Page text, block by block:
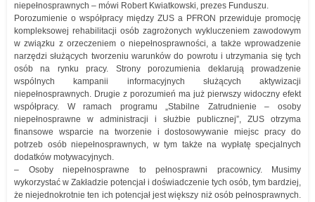
niepełnosprawnych – mówi Robert Kwiatkowski, prezes Funduszu.
Porozumienie o współpracy między ZUS a PFRON przewiduje promocję
kompleksowej rehabilitacji osób zagrożonych wykluczeniem zawodowym
w związku z orzeczeniem o niepełnosprawności, a także wprowadzenie
narzędzi służących tworzeniu warunków do powrotu i utrzymania się tych
osób na rynku pracy. Strony porozumienia deklarują prowadzenie
wspólnych kampanii informacyjnych służących aktywizacji
niepełnosprawnych. Drugie z porozumień ma już pierwszy widoczny efekt
współpracy. W ramach programu „Stabilne Zatrudnienie – osoby
niepełnosprawne w administracji i służbie publicznej”, ZUS otrzyma
finansowe wsparcie na tworzenie i dostosowywanie miejsc pracy do
potrzeb osób niepełnosprawnych, w tym także na wypłatę specjalnych
dodatków motywacyjnych.
– Osoby niepełnosprawne to pełnosprawni pracownicy. Musimy
wykorzystać w Zakładzie potencjał i doświadczenie tych osób, tym bardziej,
że niejednokrotnie ten ich potencjał jest większy niż osób pełnosprawnych.